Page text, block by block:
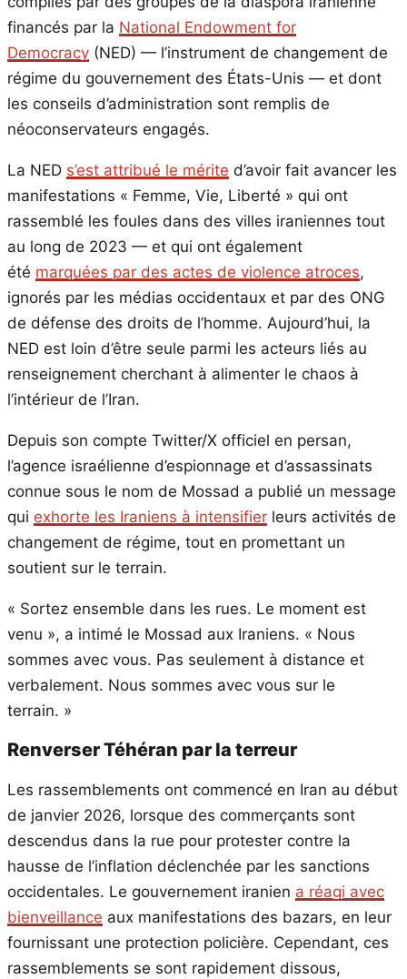
financés par la National Endowment for
Democracy (NED) — l’instrument de changement de
régime du gouvernement des États-Unis — et dont
les conseils d’administration sont remplis de
néoconservateurs engagés.
La NED s’est attribué le mérite d’avoir fait avancer les
manifestations « Femme, Vie, Liberté » qui ont
rassemblé les foules dans des villes iraniennes tout
au long de 2023 — et qui ont également
été marquées par des actes de violence atroces,
ignorés par les médias occidentaux et par des ONG
de défense des droits de l’homme. Aujourd’hui, la
NED est loin d’être seule parmi les acteurs liés au
renseignement cherchant à alimenter le chaos à
l’intérieur de l’Iran.
Depuis son compte Twitter/X officiel en persan,
l’agence israélienne d’espionnage et d’assassinats
connue sous le nom de Mossad a publié un message
qui exhorte les Iraniens à intensifier leurs activités de
changement de régime, tout en promettant un
soutient sur le terrain.
« Sortez ensemble dans les rues. Le moment est
venu », a intimé le Mossad aux Iraniens. « Nous
sommes avec vous. Pas seulement à distance et
verbalement. Nous sommes avec vous sur le
terrain. »
Renverser Téhéran par la terreur
Les rassemblements ont commencé en Iran au début
de janvier 2026, lorsque des commerçants sont
descendus dans la rue pour protester contre la
hausse de l’inflation déclenchée par les sanctions
occidentales. Le gouvernement iranien a réagi avec
bienveillance aux manifestations des bazars, en leur
fournissant une protection policière. Cependant, ces
rassemblements se sont rapidement dissous,